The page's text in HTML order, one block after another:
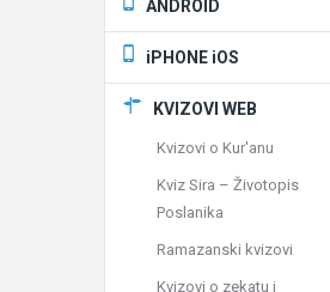
ANDROID
iPHONE iOS
KVIZOVI WEB
Kvizovi o Kur'anu
Kviz Sira – Životopis
Poslanika
Ramazanski kvizovi
Kvizovi o zekatu i